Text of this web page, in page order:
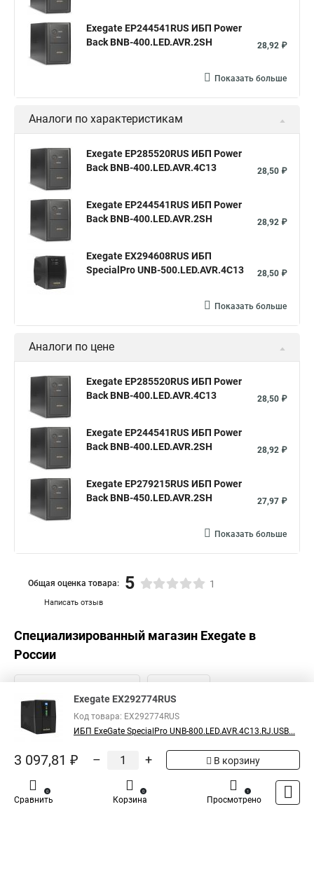
Exegate EP244541RUS ИБП Power
Back BNB-400.LED.AVR.2SH
28,92 ₽
Показать больше
Аналоги по характеристикам
Exegate EP285520RUS ИБП Power
Back BNB-400.LED.AVR.4C13
28,50 ₽
Exegate EP244541RUS ИБП Power
Back BNB-400.LED.AVR.2SH
28,92 ₽
Exegate EX294608RUS ИБП
SpecialPro UNB-500.LED.AVR.4C13
28,50 ₽
Показать больше
Аналоги по цене
Exegate EP285520RUS ИБП Power
Back BNB-400.LED.AVR.4C13
28,50 ₽
Exegate EP244541RUS ИБП Power
Back BNB-400.LED.AVR.2SH
28,92 ₽
Exegate EP279215RUS ИБП Power
Back BNB-450.LED.AVR.2SH
27,97 ₽
Показать больше
Написать отзыв
Общая оценка товара: 5 1
Специализированный магазин Exegate в
России
Exegate EX292774RUS
Код товара: EX292774RUS
ИБП ExeGate SpecialPro UNB-800.LED.AVR.4C13.RJ.USB...
3 097,81 ₽ – + В корзину
Сравнить
0
Корзина
0
Просмотрено
1